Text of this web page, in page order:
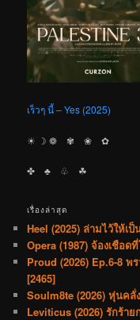
เร็วๆ นี้ – Yes (2025)
☀︎ ☽ ❁ ✾ ❀ ✿
✤ ♣︎ ♧ ☘︎
เรื่องล่าสุด
Heel (2025) ล่ามไว้ให้เ
Opera (1987) จ้องเชือด
Proud (2026) Ep.6-8 พ
[2465]
Soulm8te (2026) หุ่นคลั่
Leviticus (2026) รักร้าย